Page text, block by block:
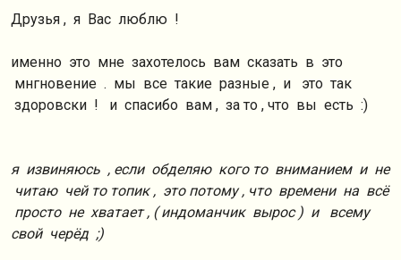
Друзья , я Вас люблю !
именно это мне захотелось вам сказать в это
мнгновение . мы все такие разные , и это так
здоровски ! и спасибо вам , за то , что вы есть :)
я извиняюсь , если обделяю кого то вниманием и не
читаю чей то топик , это потому , что времени на всё
просто не хватает , ( индоманчик вырос ) и всему
свой черёд ;)